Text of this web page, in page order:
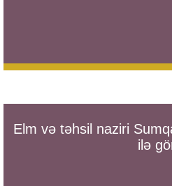
Elm və təhsil naziri
ilə